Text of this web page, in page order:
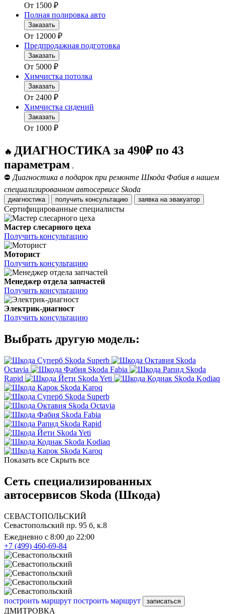
От 1500 ₽
Полная полировка авто
Заказать
От 12000 ₽
Предпродажная подготовка
Заказать
От 5000 ₽
Химчистка потолка
Заказать
От 2400 ₽
Химчистка сидений
Заказать
От 1000 ₽
🔥 ДИАГНОСТИКА за 490₽ по 43
параметрам .
⛔ Диагностика в подарок при ремонте Шкода Фабия в нашем
специализированном автосервисе Skoda
диагностика получить консультацию заявка на эвакуатор
Сертифицированные специалисты
Мастер слесарного цеха
Получить консультацию
Моторист
Получить консультацию
Менеджер отдела запчастей
Получить консультацию
Электрик-диагност
Получить консультацию
Выбрать другую модель:
Skoda Superb
Skoda
Octavia
Skoda Fabia
Skoda
Rapid
Skoda Yeti
Skoda Kodiaq
Skoda Karoq
Skoda Superb
Skoda Octavia
Skoda Fabia
Skoda Rapid
Skoda Yeti
Skoda Kodiaq
Skoda Karoq
Показать все Скрыть все
Сеть специализированных
автосервисов Skoda (Шкода)
СЕВАСТОПОЛЬСКИЙ
Севастопольский пр. 95 б, к.8
Ежедневно с 8:00 до 22:00
+7 (499) 460-69-84
построить маршрут построить маршрут записаться
ДМИТРОВКА